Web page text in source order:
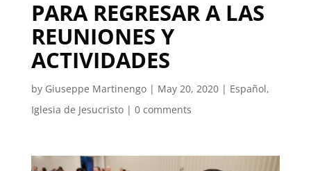
PARA REGRESAR A LAS
REUNIONES Y
ACTIVIDADES
by Giuseppe Martinengo| May 20, 2020| Español,
Iglesia de Jesucristo| 0 comments